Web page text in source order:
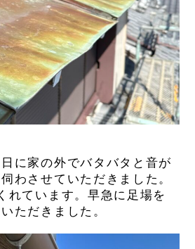
に家の外でバタバタと音が
わさせていただきました。
れています。早急に足場を
ただきました。